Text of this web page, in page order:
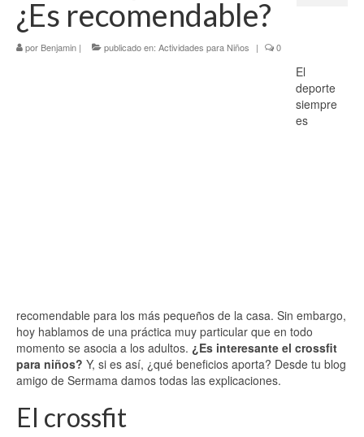
Tercer Trimestre
Blog
¿Es recomendable?
por Benjamin | publicado en: Actividades para Niños | 0
El
deporte
siempre
es
recomendable para los más pequeños de la casa. Sin embargo,
hoy hablamos de una práctica muy particular que en todo
momento se asocia a los adultos. ¿Es interesante el crossfit
para niños? Y, si es así, ¿qué beneficios aporta? Desde tu blog
amigo de Sermama damos todas las explicaciones.
El crossfit